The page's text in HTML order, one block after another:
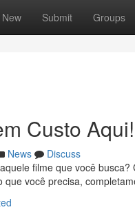
New Submit Groups
Custo Aqui!
News
Discuss
filme que você
você precisa,